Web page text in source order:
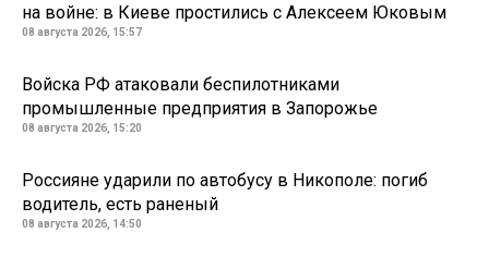
на войне: в Киеве простились с Алексеем Юковым
08 августа 2026, 15:57
Войска РФ атаковали беспилотниками
промышленные предприятия в Запорожье
08 августа 2026, 15:20
Россияне ударили по автобусу в Никополе: погиб
водитель, есть раненый
08 августа 2026, 14:50